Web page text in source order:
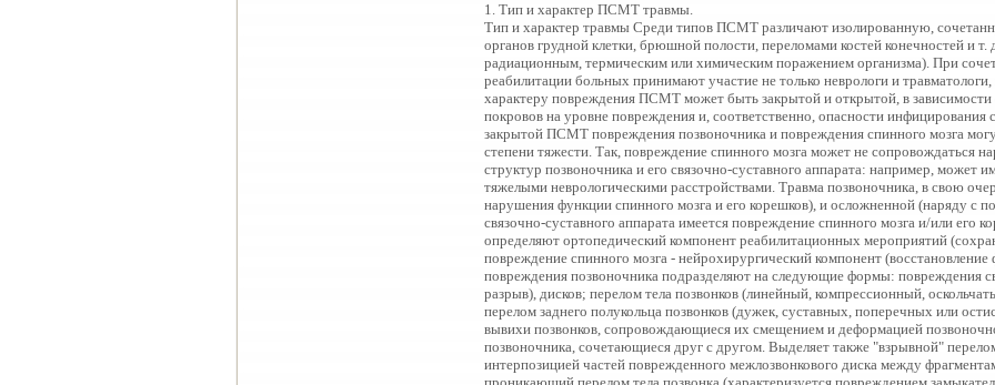
1. Тип и характер ПСМТ травмы.
Тип и характер травмы Среди типов ПСМТ различают изолированную,
органов грудной клетки, брюшной полости, переломами костей конечностей и
радиационным, термическим или химическим поражением организма). При
реабилитации больных принимают участие не только неврологи и
характеру повреждения ПСМТ может быть закрытой и открытой, в
покровов на уровне повреждения и, соответственно, опасности
закрытой ПСМТ повреждения позвоночника и повреждения спинного мозга
степени тяжести. Так, повреждение спинного мозга может не сопровождаться
структур позвоночника и его связочно-суставного аппарата: например, может
тяжелыми неврологическими расстройствами. Травма позвоночника, в свою
нарушения функции спинного мозга и его корешков), и осложненной (наряду с
связочно-суставного аппарата имеется повреждение спинного мозга и/или его
определяют ортопедический компонент реабилитационных мероприятий
повреждение спинного мозга - нейрохирургический компонент
повреждения позвоночника подразделяют на следующие формы: повреждения
разрыв), дисков; перелом тела позвонков (линейный, компрессионный,
перелом заднего полукольца позвонков (дужек, суставных, поперечных или
вывихи позвонков, сопровождающиеся их смещением и деформацией
позвоночника, сочетающиеся друг с другом. Выделяет также "взрывной"
интерпозицией частей поврежденного межлозвонкового диска между